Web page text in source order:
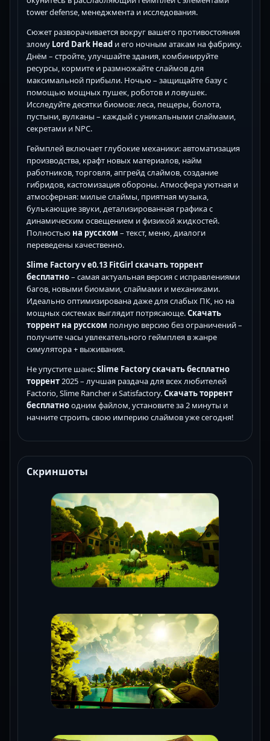
tower defense, менеджмента и исследования.
Сюжет разворачивается вокруг вашего противостояния
злому Lord Dark Head и его ночным атакам на фабрику.
Днём – стройте, улучшайте здания, комбинируйте
ресурсы, кормите и размножайте слаймов для
максимальной прибыли. Ночью – защищайте базу с
помощью мощных пушек, роботов и ловушек.
Исследуйте десятки биомов: леса, пещеры, болота,
пустыни, вулканы – каждый с уникальными слаймами,
секретами и NPC.
Геймплей включает глубокие механики: автоматизация
производства, крафт новых материалов, найм
работников, торговля, апгрейд слаймов, создание
гибридов, кастомизация обороны. Атмосфера уютная и
атмосферная: милые слаймы, приятная музыка,
булькающие звуки, детализированная графика с
динамическим освещением и физикой жидкостей.
Полностью на русском – текст, меню, диалоги
переведены качественно.
Slime Factory v e0.13 FitGirl скачать торрент
бесплатно– самая актуальная версия с исправлениями
багов, новыми биомами, слаймами и механиками.
Идеально оптимизирована даже для слабых ПК, но на
мощных системах выглядит потрясающе.Скачать
торрент на русском полную версию без ограничений –
получите часы увлекательного геймплея в жанре
симулятора + выживания.
Не упустите шанс:Slime Factory скачать бесплатно
торрент2025 – лучшая раздача для всех любителей
Factorio, Slime Rancher и Satisfactory.Скачать торрент
бесплатноодним файлом, установите за 2 минуты и
начните строить свою империю слаймов уже сегодня!
Скриншоты